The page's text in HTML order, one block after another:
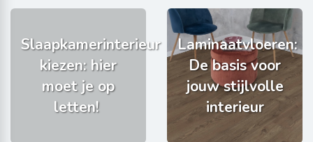
Slaapkamerinterieur
kiezen: hier
moet je op
letten!
Laminaatvloeren:
De basis voor
jouw stijlvolle
interieur